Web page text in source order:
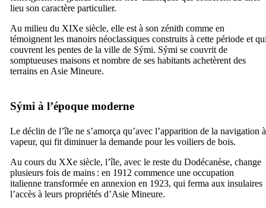
lieu son caractère particulier.
Au milieu du XIXe siècle, elle est à son zénith comme en
témoignent les manoirs néoclassiques construits à cette période et
couvrent les pentes de la ville de Sými. Sými se couvrit de
somptueuses maisons et nombre de ses habitants achetèrent des
terrains en Asie Mineure.
Sými à l’époque moderne
Le déclin de l’île ne s’amorça qu’avec l’apparition de la navigation à
vapeur, qui fit diminuer la demande pour les voiliers de bois.
Au cours du XXe siècle, l’île, avec le reste du Dodécanèse, change
plusieurs fois de mains : en 1912 commence une occupation
italienne transformée en annexion en 1923, qui ferma aux insulaires
l’accès à leurs propriétés d’Asie Mineure.